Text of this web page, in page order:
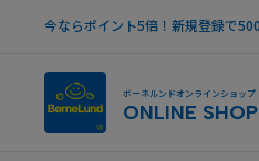
今ならポイント5倍！新規登録で
ボーネルンドオンラインショップ
ONLINE SHOP